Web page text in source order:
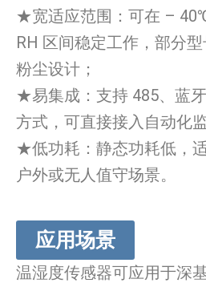
★宽适应范围：可在 –
RH 区间稳定工作，部分
粉尘设计；
★易集成：支持 485、蓝
方式，可直接接入自动化
★低功耗：静态功耗低，
户外或无人值守场景。
应用场景
温湿度传感器可应用于深